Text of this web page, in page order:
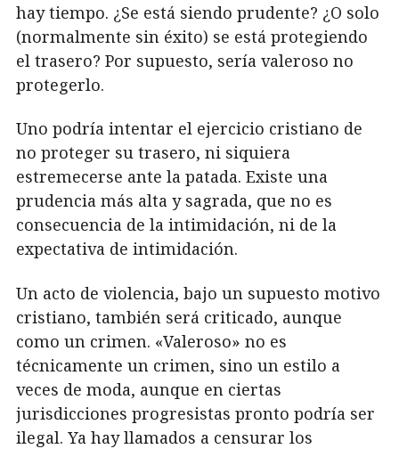
hay tiempo. ¿Se está siendo prudente? ¿O solo
(normalmente sin éxito) se está protegiendo
el trasero? Por supuesto, sería valeroso no
protegerlo.
Uno podría intentar el ejercicio cristiano de
no proteger su trasero, ni siquiera
estremecerse ante la patada. Existe una
prudencia más alta y sagrada, que no es
consecuencia de la intimidación, ni de la
expectativa de intimidación.
Un acto de violencia, bajo un supuesto motivo
cristiano, también será criticado, aunque
como un crimen. «Valeroso» no es
técnicamente un crimen, sino un estilo a
veces de moda, aunque en ciertas
jurisdicciones progresistas pronto podría ser
ilegal. Ya hay llamados a censurar los